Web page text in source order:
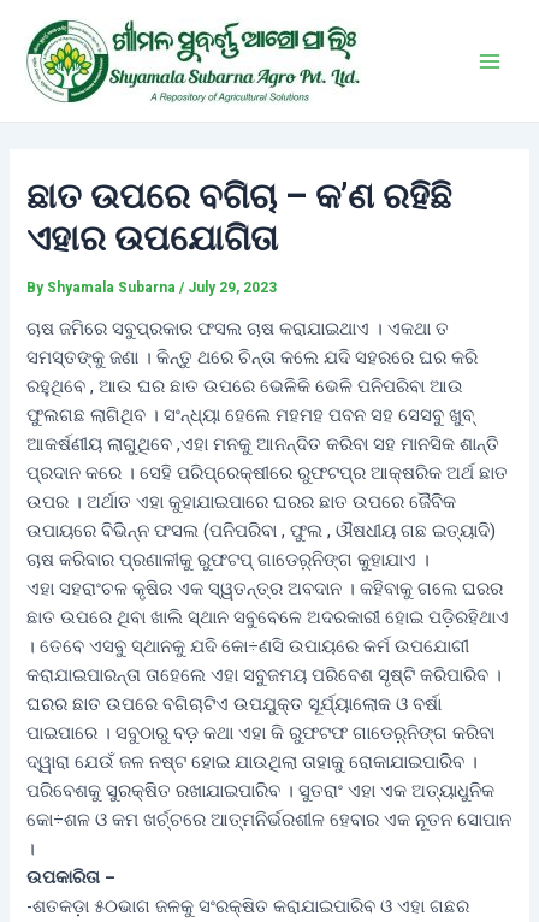
content
ଛାତ ଉପରେ ବଗିଚା – କ’ଣ ରହିଛି
ଏହାର ଉପଯୋଗିତା
By Shyamala Subarna/ July 29, 2023
ଚାଷ ଜମିରେ ସବୁପ୍ରକାର ଫସଲ ଚାଷ କରାଯାଇଥାଏ । ଏକଥା ତ
ସମସ୍ତଙ୍କୁ ଜଣା । କିନ୍ତୁ ଥରେ ଚିନ୍ତା କଲେ ଯଦି ସହରରେ ଘର କରି
ରହୁଥିବେ , ଆଉ ଘର ଛାତ ଉପରେ ଭେଳିକି ଭେଳି ପନିପରିବା ଆଉ
ଫୁଲଗଛ ଲାଗିଥିବ । ସଂନ୍ଧ୍ୟା ହେଲେ ମହମହ ପବନ ସହ ସେସବୁ ଖୁବ୍‌
ଆକର୍ଷଣୀୟ ଲାଗୁଥିବେ ,ଏହା ମନକୁ ଆନନ୍ଦିତ କରିବା ସହ ମାନସିକ ଶାନ୍ତି
ପ୍ରଦାନ କରେ । ସେହି ପରିପ୍ରେକ୍ଷୀରେ ରୁଫଟପ୍‌ର ଆକ୍ଷରିକ ଅର୍ଥ ଛାତ
ଉପର । ଅର୍ଥାତ ଏହା କୁହାଯାଇପାରେ ଘରର ଛାତ ଉପରେ ଜୈବିକ
ଉପାୟରେ ବିଭିନ୍ନ ଫସଲ (ପନିପରିବା , ଫୁଲ , ଔଷଧୀୟ ଗଛ ଇତ୍ୟାଦି)
ଚାଷ କରିବାର ପ୍ରଣାଳୀକୁ ରୁଫଟପ୍‌ ଗାଡେର଼୍ନିଙ୍ଗ କୁହାଯାଏ ।
ଏହା ସହରାଂଚଳ କୃଷିର ଏକ ସ୍ୱତନ୍ତ୍ର ଅବଦାନ । କହିବାକୁ ଗଲେ ଘରର
ଛାତ ଉପରେ ଥିବା ଖାଲି ସ୍ଥାନ ସବୁବେଳେ ଅଦରକାରୀ ହୋଇ ପଡ଼ିରହିଥାଏ
। ତେବେ ଏସବୁ ସ୍ଥାନକୁ ଯଦି କୋ÷ଣସି ଉପାୟରେ କର୍ମ ଉପଯୋଗୀ
କରାଯାଇପାରନ୍ତା ତାହେଲେ ଏହା ସବୁଜମୟ ପରିବେଶ ସୃଷ୍ଟି କରିପାରିବ ।
ଘରର ଛାତ ଉପରେ ବଗିଚାଟିଏ ଉପଯୁକ୍ତ ସୂର୍ଯ୍ୟାଲୋକ ଓ ବର୍ଷା
ପାଇପାରେ । ସବୁଠାରୁ ବଡ଼ କଥା ଏହା କି ରୁଫଟଫ ଗାଡେର଼୍ନିଙ୍ଗ କରିବା
ଦ୍ୱାରା ଯେଉଁ ଜଳ ନଷ୍ଟ ହୋଇ ଯାଉଥିଲା ତାହାକୁ ରୋକାଯାଇପାରିବ ।
ପରିବେଶକୁ ସୁରକ୍ଷିତ ରଖାଯାଇପାରିବ । ସୁତରାଂ ଏହା ଏକ ଅତ୍ୟାଧୁନିକ
କୋ÷ଶଳ ଓ କମ ଖର୍ଚ୍ଚରେ ଆତ୍ମନିର୍ଭରଶୀଳ ହେବାର ଏକ ନୂତନ ସୋପାନ
।
ଉପକାରିତା –
-ଶତକଡ଼ା ୫୦ଭାଗ ଜଳକୁ ସଂରକ୍ଷିତ କରାଯାଇପାରିବ ଓ ଏହା ଗଛର
navigation